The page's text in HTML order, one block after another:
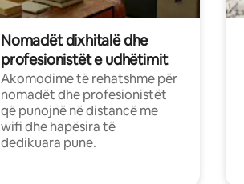
Nomadët dixhitalë dhe
profesionistët e udhëtimit
Akomodime të rehatshme për
nomadët dhe profesionistët
që punojnë në distancë me
wifi dhe hapësira të
dedikuara pune.